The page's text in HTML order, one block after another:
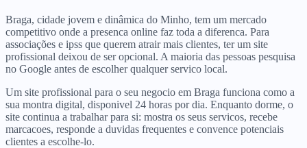
Braga, cidade jovem e dinâmica do Minho, tem um mercado
competitivo onde a presenca online faz toda a diferenca. Para
associações e ipss que querem atrair mais clientes, ter um site
profissional deixou de ser opcional. A maioria das pessoas pesquisa
no Google antes de escolher qualquer servico local.
Um site profissional para o seu negocio em Braga funciona como a
sua montra digital, disponivel 24 horas por dia. Enquanto dorme, o
site continua a trabalhar para si: mostra os seus servicos, recebe
marcacoes, responde a duvidas frequentes e convence potenciais
clientes a escolhe-lo.